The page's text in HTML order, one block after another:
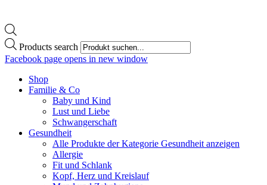
Products search
Facebook page opens in new window
Shop
Familie & Co
Baby und Kind
Lust und Liebe
Schwangerschaft
Gesundheit
Alle Produkte der Kategorie Gesundheit anzeigen
Allergie
Fit und Schlank
Kopf, Herz und Kreislauf